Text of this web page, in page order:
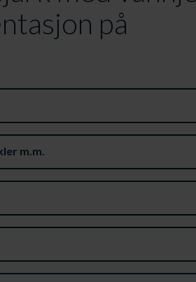
på
m.m.